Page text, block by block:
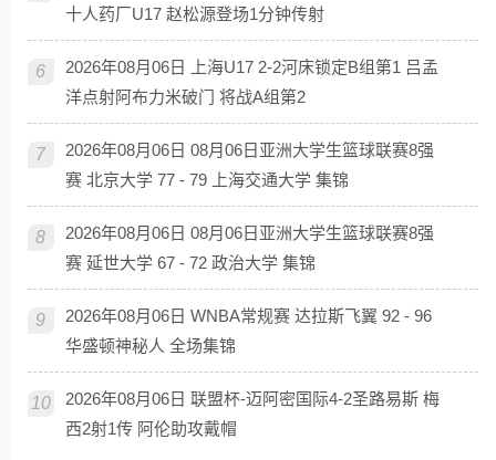
十人药厂U17 赵松源登场1分钟传射
6
2026年08月06日 上海U17 2-2河床锁定B组第1 吕孟
洋点射阿布力米破门 将战A组第2
7
2026年08月06日 08月06日亚洲大学生篮球联赛8强
赛 北京大学 77 - 79 上海交通大学 集锦
8
2026年08月06日 08月06日亚洲大学生篮球联赛8强
赛 延世大学 67 - 72 政治大学 集锦
9
2026年08月06日 WNBA常规赛 达拉斯飞翼 92 - 96
华盛顿神秘人 全场集锦
10
2026年08月06日 联盟杯-迈阿密国际4-2圣路易斯 梅
西2射1传 阿伦助攻戴帽